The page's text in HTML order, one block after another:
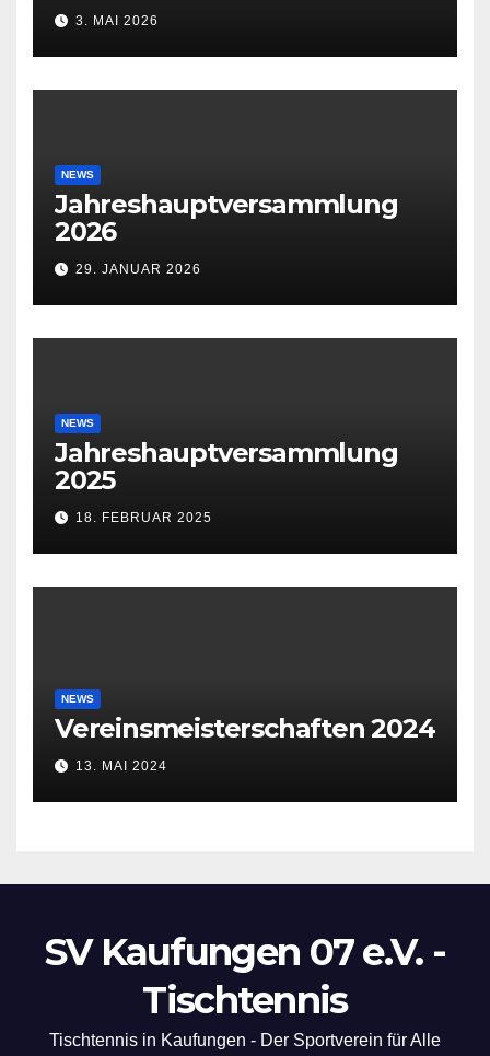
3. MAI 2026
NEWS
Jahreshauptversammlung
2026
29. JANUAR 2026
NEWS
Jahreshauptversammlung
2025
18. FEBRUAR 2025
NEWS
Vereinsmeisterschaften 2024
13. MAI 2024
SV Kaufungen 07 e.V. -
Tischtennis
Tischtennis in Kaufungen - Der Sportverein für Alle